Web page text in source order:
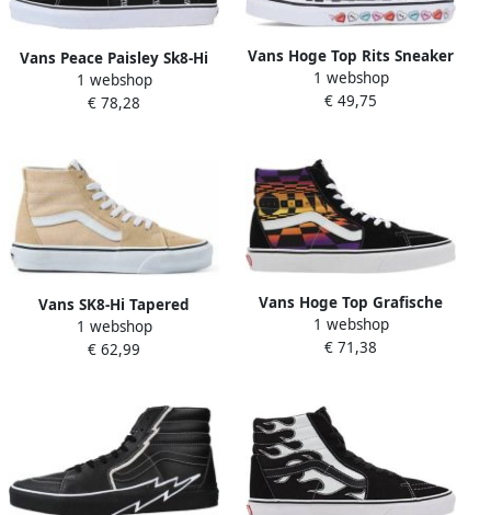
Vans Peace Paisley Sk8-Hi
Sneakers zwart
1 webshop
€ 78,28
Vans Hoge Top Rits Sneaker
Zwart Witte Harten White
1 webshop
€ 49,75
Vans SK8-Hi Tapered
Sneakers Beige
1 webshop
€ 62,99
Vans Hoge Top Grafische
Check Sneaker Zwart Multi
1 webshop
€ 71,38